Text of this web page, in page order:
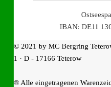
IBAN: DE11
© 2021 by MC Bergring
1 · D - 17166 Teterow
® Alle eingetragenen